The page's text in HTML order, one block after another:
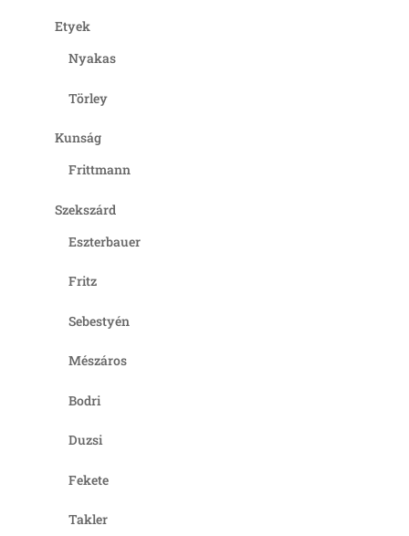
Etyek
Nyakas
Törley
Kunság
Frittmann
Szekszárd
Eszterbauer
Fritz
Sebestyén
Mészáros
Bodri
Duzsi
Fekete
Takler